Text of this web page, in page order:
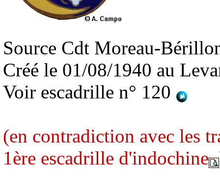
Source Cdt Moreau-
Créé le 01/08/1940 au
Voir escadrille n° 120
(en contradiction avec les
1ère escadrille d'indochine